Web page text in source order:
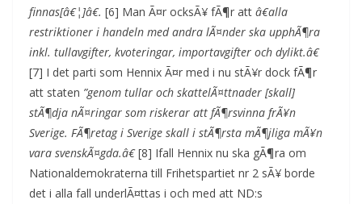
finnas[â€¦]â€. [6] Man Ã¤r ocksÃ¥ fÃ¶r att â€alla
restriktioner i handeln med andra lÃ¤nder ska upphÃ¶ra
inkl. tullavgifter, kvoteringar, importavgifter och dylikt.â€
[7] I det parti som Hennix Ã¤r med i nu stÃ¥r dock fÃ¶r
att staten ”genom tullar och skattelÃ¤ttnader [skall]
stÃ¶dja nÃ¤ringar som riskerar att fÃ¶rsvinna frÃ¥n
Sverige. FÃ¶retag i Sverige skall i stÃ¶rsta mÃ¶jliga mÃ¥n
vara svenskÃ¤gda.â€[8] Ifall Hennix nu ska gÃ¶ra om
Nationaldemokraterna till Frihetspartiet nr 2 sÃ¥ borde
det i alla fall underlÃ¤ttas i och med att ND:s